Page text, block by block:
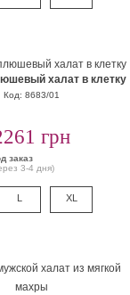
халат в клетку
Код: 8683/01
грн
заказ
3-4 дня)
L XL